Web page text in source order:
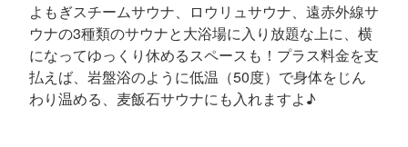
よもぎスチームサウナ、ロウリュサウナ、遠赤外線サ
ウナの3種類のサウナと大浴場に入り放題な上に、横
になってゆっくり休めるスペースも！プラス料金を支
払えば、岩盤浴のように低温（50度）で身体をじん
わり温める、麦飯石サウナにも入れますよ♪